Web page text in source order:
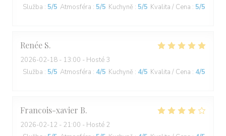
Služba : 5/5 Atmosféra : 5/5 Kuchyně : 5/5 Kvalita / Cena : 5/5
Renée S
2026-02-18 - 13:00 - Hosté 3
Služba : 5/5 Atmosféra : 4/5 Kuchyně : 4/5 Kvalita / Cena : 4/5
Francois-xavier B
2026-02-12 - 21:00 - Hosté 2